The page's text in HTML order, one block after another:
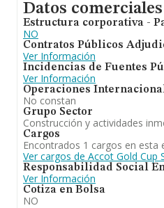
Datos comerciales
Estructura corporativa -
NO
Contratos Públicos
Ver Información
Incidencias de Fuentes
Ver Información
Operaciones
No constan
Grupo Sector
Construcción y actividades
Cargos
Encontrados 1 cargos en esta
Ver cargos de Accot Gold Cup
Responsabilidad Social
Ver Información
Cotiza en Bolsa
NO